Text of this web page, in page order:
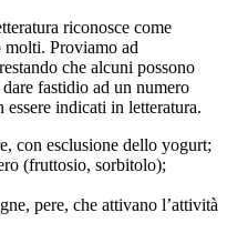
riconosce come
molti. Proviamo ad
che alcuni possono
fastidio ad un numero
indicati in letteratura.
con esclusione dello yogurt;
(fruttosio, sorbitolo);
pere, che attivano l’attività